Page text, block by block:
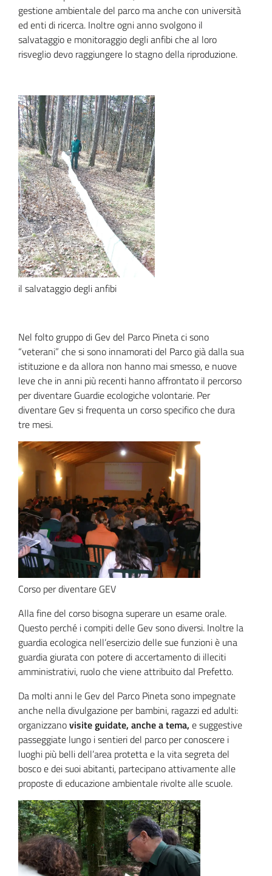
gestione ambientale del parco ma anche con università
ed enti di ricerca. Inoltre ogni anno svolgono il
salvataggio e monitoraggio degli anfibi che al loro
risveglio devo raggiungere lo stagno della riproduzione.
il salvataggio degli anfibi
Nel folto gruppo di Gev del Parco Pineta ci sono
“veterani” che si sono innamorati del Parco già dalla sua
istituzione e da allora non hanno mai smesso, e nuove
leve che in anni più recenti hanno affrontato il percorso
per diventare Guardie ecologiche volontarie. Per
diventare Gev si frequenta un corso specifico che dura
tre mesi.
Corso per diventare GEV
Alla fine del corso bisogna superare un esame orale.
Questo perché i compiti delle Gev sono diversi. Inoltre la
guardia ecologica nell’esercizio delle sue funzioni è una
guardia giurata con potere di accertamento di illeciti
amministrativi, ruolo che viene attribuito dal Prefetto.
Da molti anni le Gev del Parco Pineta sono impegnate
anche nella divulgazione per bambini, ragazzi ed adulti:
organizzanovisite guidate, anche a tema, e suggestive
passeggiate lungo i sentieri del parco per conoscere i
luoghi più belli dell’area protetta e la vita segreta del
bosco e dei suoi abitanti, partecipano attivamente alle
proposte di educazione ambientale rivolte alle scuole.